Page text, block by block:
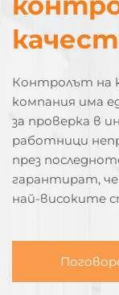
Контролът на
компания има
за проверка в
работници
през
гарантират,
най-високите